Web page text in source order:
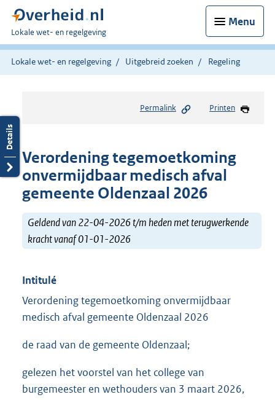
Menu
U
bent
hier:
Lokale wet- en regelgeving
Lokale wet- en regelgeving Uitgebreid zoeken Regeling
Permalink Printen
Verordening tegemoetkoming
onvermijdbaar medisch afval
gemeente Oldenzaal 2026
Geldend van 22-04-2026 t/m heden met terugwerkende
kracht vanaf 01-01-2026
Intitulé
Verordening tegemoetkoming onvermijdbaar
medisch afval gemeente Oldenzaal 2026
de raad van de gemeente Oldenzaal;
gelezen het voorstel van het college van
burgemeester en wethouders van 3 maart 2026,